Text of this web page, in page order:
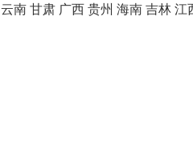
云南 甘肃 广西 贵州 海南 吉林 江